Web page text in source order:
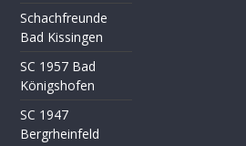
Schachfreunde
Bad Kissingen
SC 1957 Bad
Königshofen
SC 1947
Bergrheinfeld